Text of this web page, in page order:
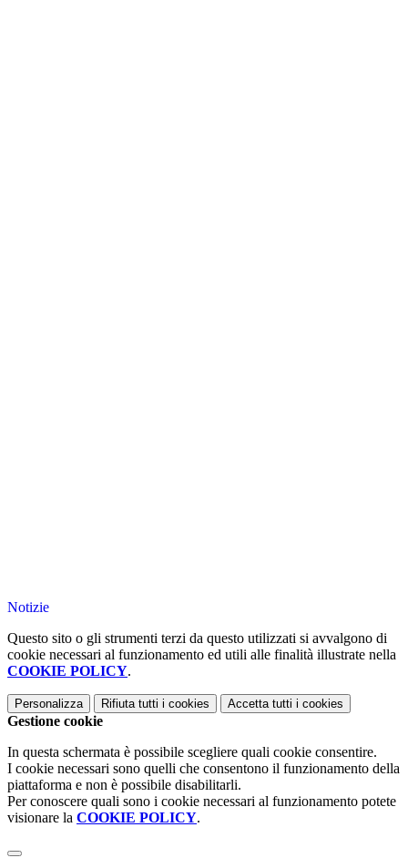
Notizie
Questo sito o gli strumenti terzi da questo utilizzati si avvalgono di
cookie necessari al funzionamento ed utili alle finalità illustrate nella
COOKIE POLICY.
Personalizza Rifiuta tutti i cookies Accetta tutti i cookies
Gestione cookie
In questa schermata è possibile scegliere quali cookie consentire.
I cookie necessari sono quelli che consentono il funzionamento della
piattaforma e non è possibile disabilitarli.
Per conoscere quali sono i cookie necessari al funzionamento potete
visionare la COOKIE POLICY.